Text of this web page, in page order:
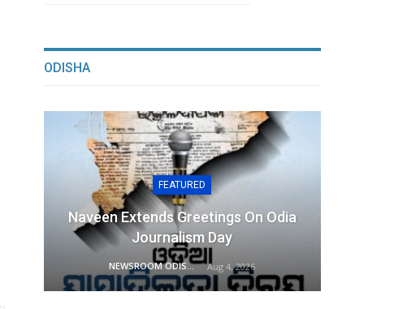
ODISHA
FEATURED
Naveen Extends Greetings On Odia
Journalism Day
NEWSROOM ODISHA NETWORK Aug 4, 2026